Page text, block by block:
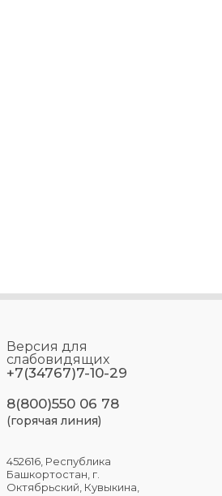
Версия для
слабовидящих
+7(34767)7-10-29
8(800)550 06 78
(горячая линия)
452616, Республика
Башкортостан, г.
Октябрьский, Кувыкина,